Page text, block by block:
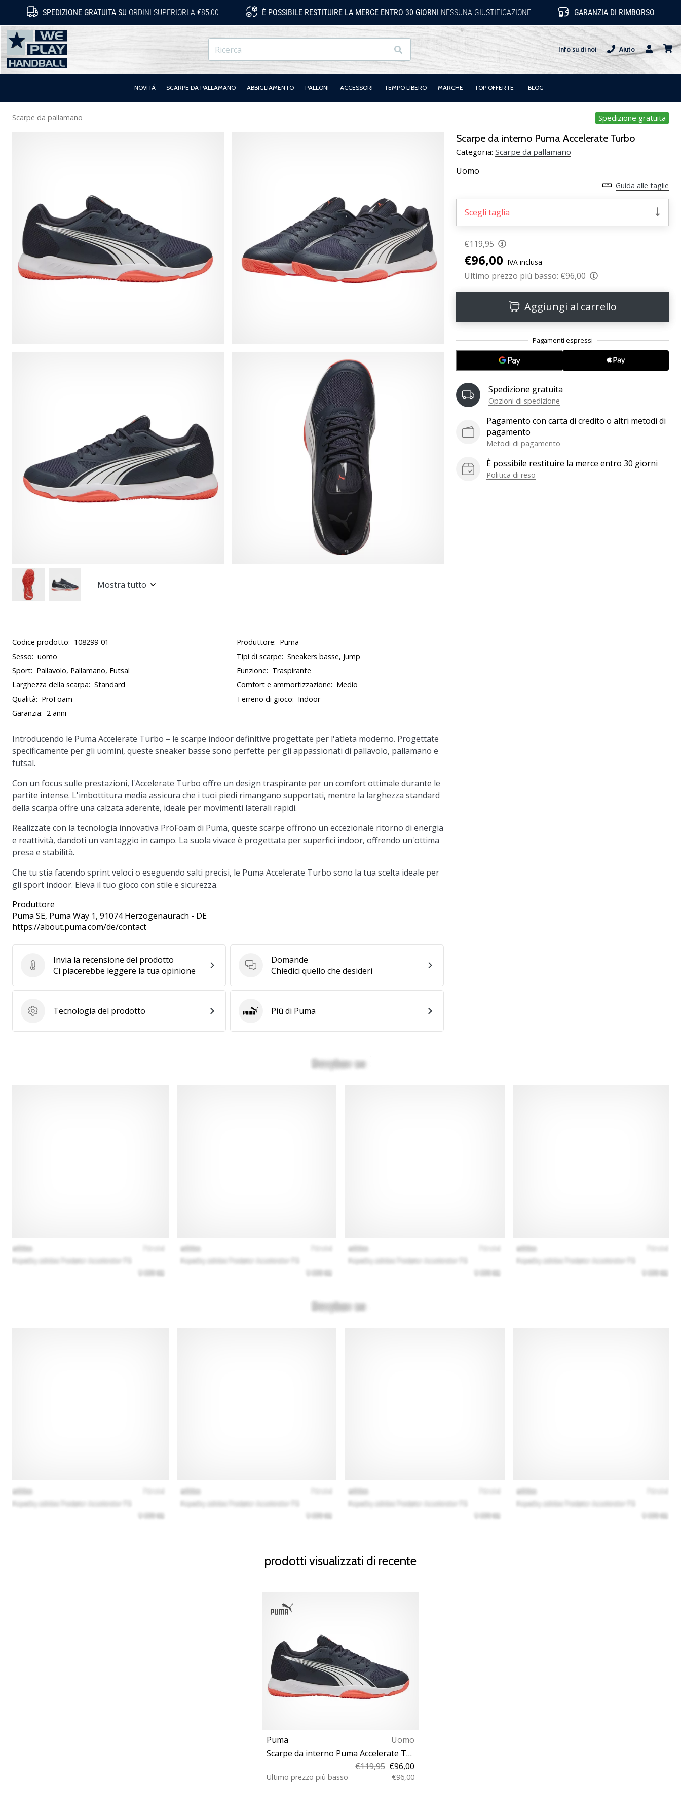
SPEDIZIONE GRATUITA SU ORDINI SUPERIORI A €85,00 È POSSIBILE RESTITUIRE LA MERCE ENTRO 30 GIORNI NESSUNA GIUSTIFICAZIONE GARANZIA DI RIMBORSO
WePlayHandball.it
Ricerca Info su di noi
Aiuto
Utente
NOVITÁ SCARPE DA PALLAMANO ABBIGLIAMENTO PALLONI ACCESSORI TEMPO LIBERO MARCHE TOP OFFERTE BLOG
Scarpe da pallamano Spedizione gratuita
Scarpe da interno Puma Accelerate Turbo
Categoria: Scarpe da pallamano
Uomo
Guida alle taglie
Scegli taglia
€119,95
€96,00 IVA inclusa
Ultimo prezzo più basso: €96,00
Aggiungi al carrello
Spedizione gratuita
Opzioni di spedizione
Pagamento con carta di credito o altri metodi di
pagamento
Metodi di pagamento
È possibile restituire la merce entro 30 giorni
Politica di reso
Mostra tutto
Codice prodotto: 108299-01 Produttore: Puma
Sesso: uomo Tipi di scarpe: Sneakers basse, Jump
Sport: Pallavolo, Pallamano, Futsal Funzione: Traspirante
Larghezza della scarpa: Standard Comfort e ammortizzazione: Medio
Qualità: ProFoam Terreno di gioco: Indoor
Garanzia: 2 anni
Introducendo le Puma Accelerate Turbo – le scarpe indoor definitive progettate per l'atleta moderno. Progettate
specificamente per gli uomini, queste sneaker basse sono perfette per gli appassionati di pallavolo, pallamano e
futsal.
Con un focus sulle prestazioni, l'Accelerate Turbo offre un design traspirante per un comfort ottimale durante le
partite intense. L'imbottitura media assicura che i tuoi piedi rimangano supportati, mentre la larghezza standard
della scarpa offre una calzata aderente, ideale per movimenti laterali rapidi.
Realizzate con la tecnologia innovativa ProFoam di Puma, queste scarpe offrono un eccezionale ritorno di energia
e reattività, dandoti un vantaggio in campo. La suola vivace è progettata per superfici indoor, offrendo un'ottima
presa e stabilità.
Che tu stia facendo sprint veloci o eseguendo salti precisi, le Puma Accelerate Turbo sono la tua scelta ideale per
gli sport indoor. Eleva il tuo gioco con stile e sicurezza.
Produttore
Puma SE, Puma Way 1, 91074 Herzogenaurach - DE
https://about.puma.com/de/contact
Invia la recensione del prodotto
Invia la recensione del prodotto
Ci piacerebbe leggere la tua opinione
Domande
Domande
Chiedici quello che desideri
Tecnologia del prodotto
Tecnologia del prodotto PumaPiù di Puma
prodotti visualizzati di recente
Puma
Uomo
Scarpe da interno Puma Accelerate Turbo
€119,95 €96,00
Ultimo prezzo più basso €96,00